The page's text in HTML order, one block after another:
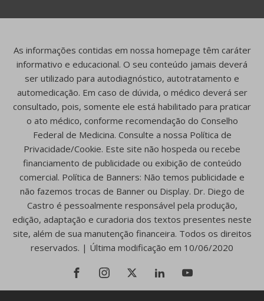
As informações contidas em nossa homepage têm caráter
informativo e educacional. O seu conteúdo jamais deverá
ser utilizado para autodiagnóstico, autotratamento e
automedicação. Em caso de dúvida, o médico deverá ser
consultado, pois, somente ele está habilitado para praticar
o ato médico, conforme recomendação do Conselho
Federal de Medicina. Consulte a nossa Política de
Privacidade/Cookie. Este site não hospeda ou recebe
financiamento de publicidade ou exibição de conteúdo
comercial. Política de Banners: Não temos publicidade e
não fazemos trocas de Banner ou Display. Dr. Diego de
Castro é pessoalmente responsável pela produção,
edição, adaptação e curadoria dos textos presentes neste
site, além de sua manutenção financeira. Todos os direitos
reservados. | Última modificação em 10/06/2020